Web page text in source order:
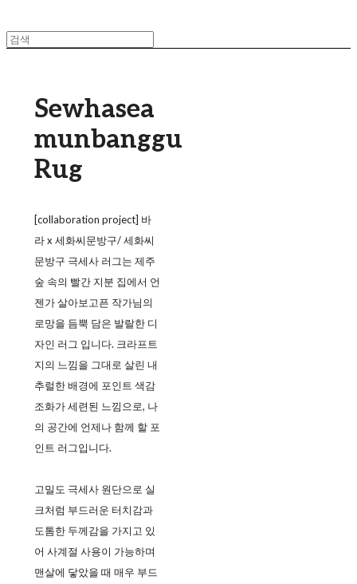
Sewhasea
munbanggu
Rug
[collaboration project] 바
라 x 세화씨문방구/ 세화씨
문방구 극세사 러그는 제주
숲 속의 빨간 지분 집에서 언
젠가 살아보고픈 작가님의
로망을 듬뿍 담은 발랄한 디
자인 러그 입니다. 크라프트
지의 느낌을 그대로 살린 내
추럴한 배경에 포인트 색감
조화가 세련된 느낌으로, 나
의 공간에 언제나 함께 할 포
인트 러그입니다.
고밀도 극세사 원단으로 실
크처럼 부드러운 터치감과
도톰한 두께감을 가지고 있
어 사계절 사용이 가능하며
맨살에 닿았을 때 매우 부드